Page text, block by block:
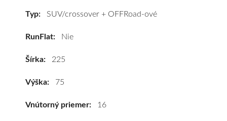
4x4
výhodnú
Typ: SUV/crossover + OFFRoad-ové
RunFlat: Nie
Šírka: 225
Výška: 75
Vnútorný priemer: 16